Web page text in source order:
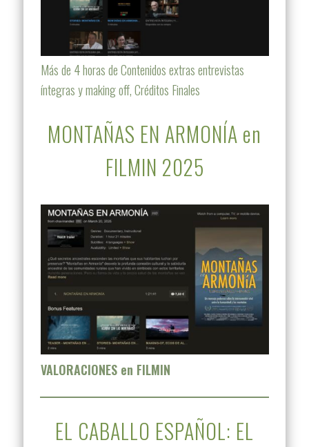
Más de 4 horas de Contenidos extras entrevistas
íntegras y making off, Créditos Finales
MONTAÑAS EN ARMONÍA en
FILMIN 2025
VALORACIONES en FILMIN
EL CABALLO ESPAÑOL: EL